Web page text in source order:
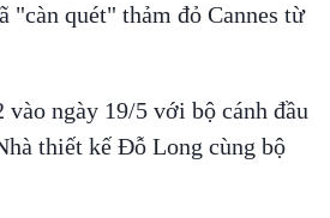
"càn quét" thảm đỏ Cannes từ
ngày 19/5 với bộ cánh đầu
thiết kế Đỗ Long cùng bộ